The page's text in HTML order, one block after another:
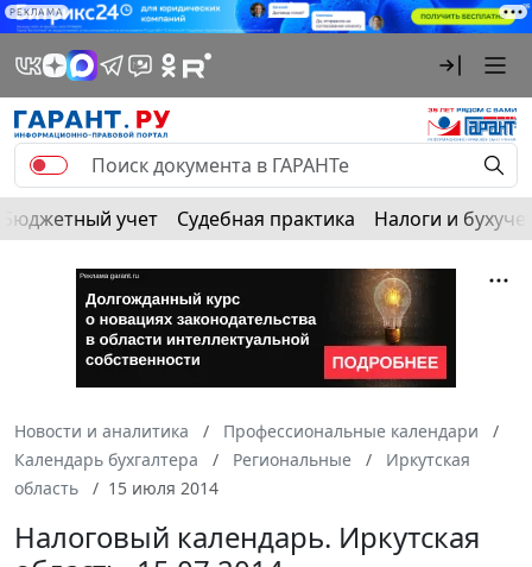
РЕКЛАМА
Бюджетный учет Судебная практика Налоги и
Новости и аналитика
Профессиональные календари
Календарь бухгалтера
Региональные
Иркутская
область
15 июля 2014
Налоговый календарь. Иркутская